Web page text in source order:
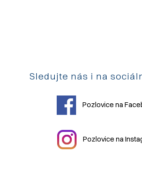
Sledujte nás i na
Pozlovice na
Pozlovice na